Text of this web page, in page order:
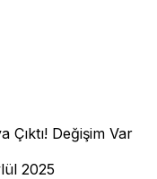
Çıktı! Değişim Var
2025